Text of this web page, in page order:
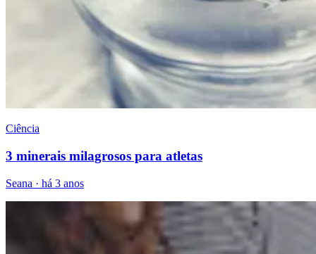
Ciência
3 minerais milagrosos para atletas
Seana · há 3 anos